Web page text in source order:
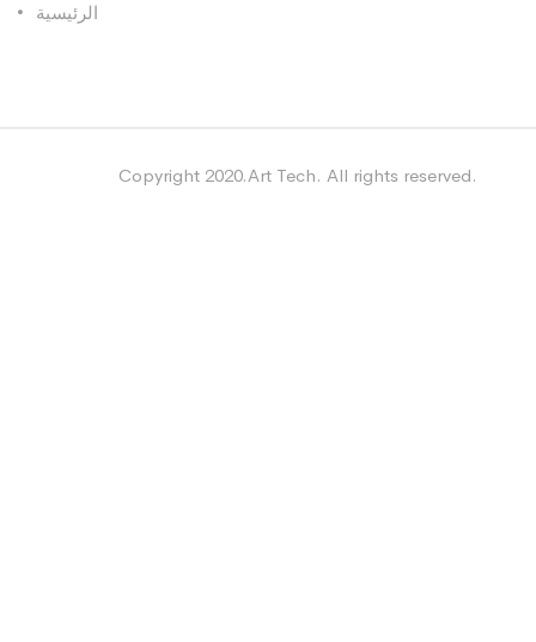
الرئيسية
Copyright 2020.Art Tech. All rights reserved.